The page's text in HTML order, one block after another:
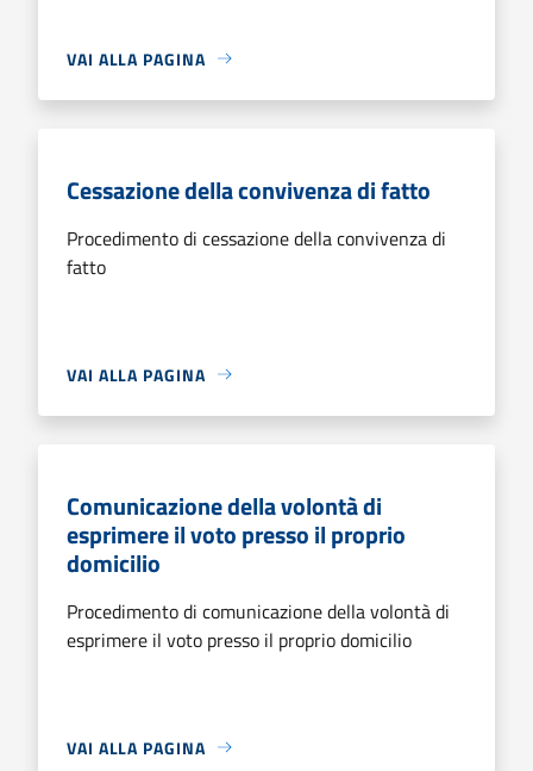
VAI ALLA PAGINA
Cessazione della convivenza di fatto
Procedimento di cessazione della convivenza di
fatto
VAI ALLA PAGINA
Comunicazione della volontà di
esprimere il voto presso il proprio
domicilio
Procedimento di comunicazione della volontà di
esprimere il voto presso il proprio domicilio
VAI ALLA PAGINA